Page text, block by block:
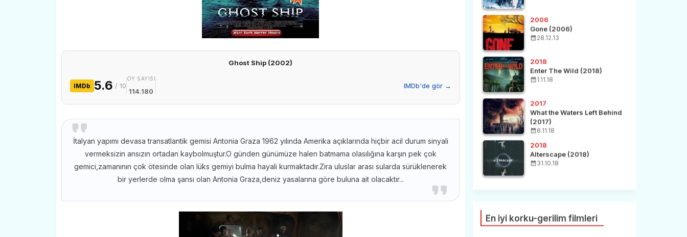
Ghost Ship (2002)
IMDb 5.6 / 10
OY SAYISI
114.180
IMDb'de gör →
İtalyan yapımı devasa transatlantik gemisi Antonia Graza 1962 yılında Amerika açıklarında hiçbir acil durum sinyali
vermeksizin ansızın ortadan kaybolmuştur.O günden günümüze halen batmama olasılığına karşın pek çok
gemici,zamanının çok ötesinde olan lüks gemiyi bulma hayali kurmaktadır.Zira uluslar arası sularda sürüklenerek
bir yerlerde olma şansı olan Antonia Graza,deniz yasalarına göre buluna ait olacaktır...
2006
Gone (2006)
28.12.13
2018
Enter The Wild (2018)
1.11.18
2017
What the Waters Left Behind
(2017)
8.11.18
2018
Alterscape (2018)
31.10.18
En iyi korku-gerilim filmleri